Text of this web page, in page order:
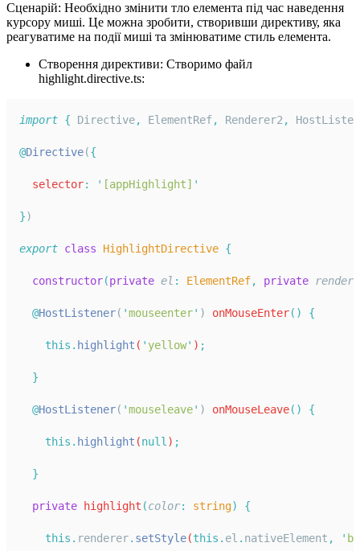
Сценарій: Необхідно змінити тло елемента під час наведення
курсору миші. Це можна зробити, створивши директиву, яка
реагуватиме на події миші та змінюватиме стиль елемента.
Створення директиви: Створимо файл
highlight.directive.ts:
import { Directive, ElementRef, Renderer2,
@Directive({
selector: ' [appHighlight] '
})
export class HighlightDirective {
constructor(private el : ElementRef, private
@HostListener( 'mouseenter' ) onMouseEnter() {
this. highlight ( ' yellow' ) ;
}
@HostListener( 'mouseleave' ) onMouseLeave() {
this. highlight (null) ;
}
private highlight (color: string) {
this. renderer. setStyle(this. el . nativeElement , '